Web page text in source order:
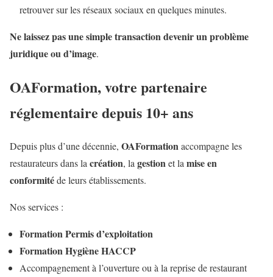
retrouver sur les réseaux sociaux en quelques minutes.
Ne laissez pas une simple transaction devenir un problème
juridique ou d’image.
OAFormation, votre partenaire
réglementaire depuis 10+ ans
Depuis plus d’une décennie, OAFormation accompagne les
restaurateurs dans la création, la gestion et la mise en
conformitéde leurs établissements.
Nos services :
Formation Permis d’exploitation
Formation Hygiène HACCP
Accompagnement à l’ouverture ou à la reprise de restaurant